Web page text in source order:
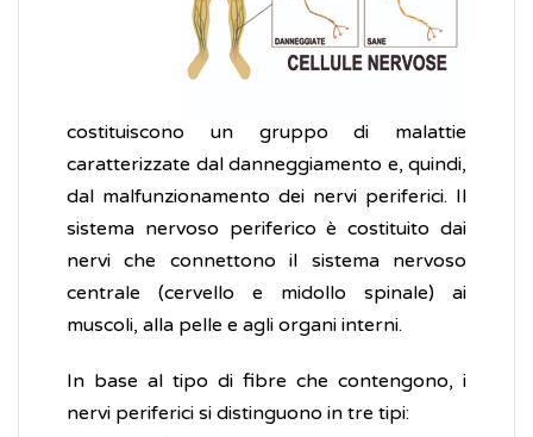
costituiscono un gruppo di malattie
caratterizzate dal danneggiamento e, quindi,
dal malfunzionamento dei nervi periferici. Il
sistema nervoso periferico è costituito dai
nervi che connettono il sistema nervoso
centrale (cervello e midollo spinale) ai
muscoli, alla pelle e agli organi interni.
In base al tipo di fibre che contengono, i
nervi periferici si distinguono in tre tipi: